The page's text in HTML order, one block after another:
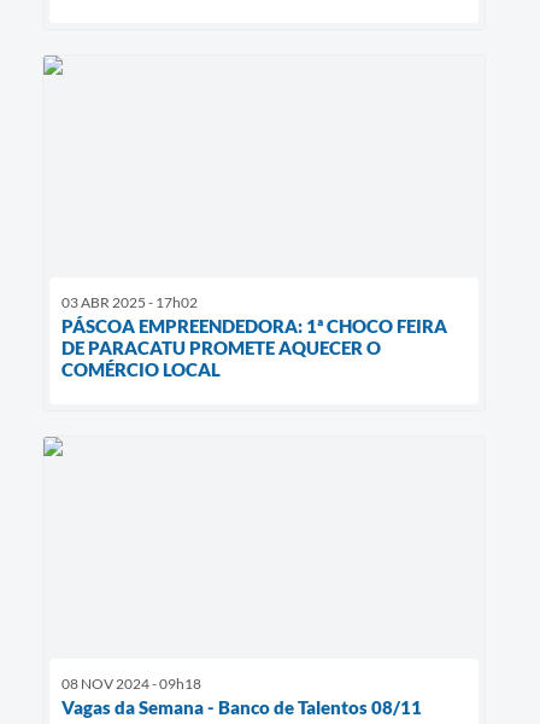
03 ABR 2025 - 17h02
PÁSCOA EMPREENDEDORA: 1ª CHOCO FEIRA
DE PARACATU PROMETE AQUECER O
COMÉRCIO LOCAL
08 NOV 2024 - 09h18
Vagas da Semana - Banco de Talentos 08/11